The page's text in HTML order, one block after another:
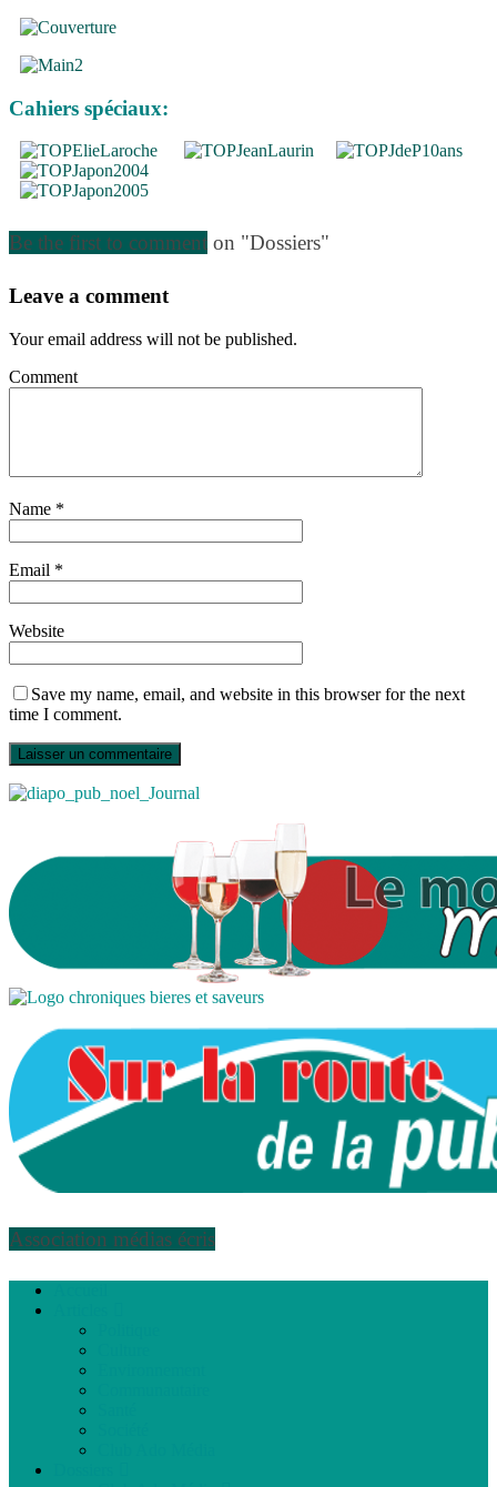
Cahiers spéciaux:
Be the first to comment on "Dossiers"
Leave a comment
Your email address will not be published.
Comment
Name *
Email *
Website
Save my name, email, and website in this browser for the next
time I comment.
Association médias écris